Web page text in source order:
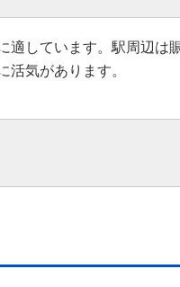
適しています。駅周辺は
気があります。